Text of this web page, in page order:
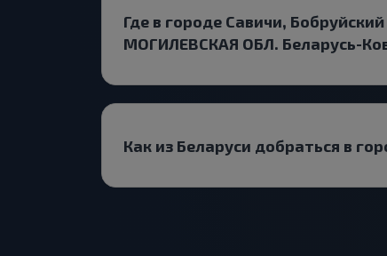
Где в городе Савичи,
МОГИЛЕВСКАЯ ОБЛ. Беларусь-
Как из Беларуси добраться в